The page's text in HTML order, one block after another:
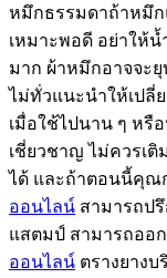
หมึกธรรมดาถ้าหมึ
เหมาะพอดี อย่าให้น้
มาก ผ้าหมึกอาจจะ
ไม่ทั่วแนะนำให้เปลี่
เมื่อใช้ไปนาน ๆ หรื
เชี่ยวชาญ ไม่ควรเติ
ได้ และถ้าตอนนี้คุณ
ออนไลน์ สามารถป
แสตมป์ สามารถออ
ออนไลน์ ตรางยาง